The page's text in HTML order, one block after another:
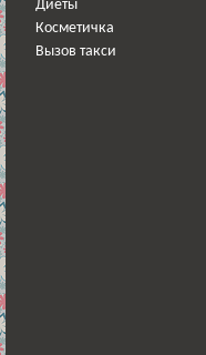
Диеты
Косметичка
Вызов такси